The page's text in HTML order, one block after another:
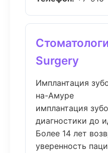
Surgery
Имплантация
на-Амуре
имплантация
диагностики до
Более 14 лет
уверенность